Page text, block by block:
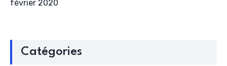
février 2020
Catégories